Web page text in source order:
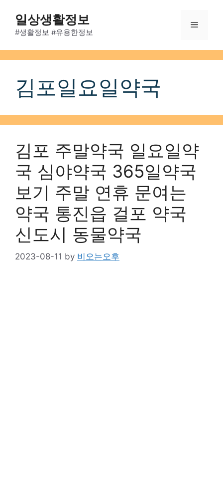
content
일상생활정보
#생활정보 #유용한정보
Menu
김포일요일약국
김포 주말약국 일요일약
국 심야약국 365일약국
보기 주말 연휴 문여는
약국 통진읍 걸포 약국
신도시 동물약국
2023-08-11 by 비오는오후